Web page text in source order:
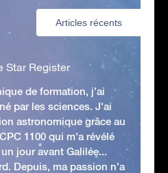
Articles récents
Star Register
de formation, j’ai
par les sciences. J'ai
astronomique grâce au
1100 qui m'a révélé
jour avant Galilée...
Depuis, ma passion n'a